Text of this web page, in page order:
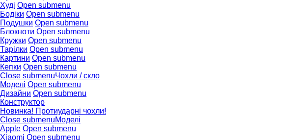
Худі Open submenu
Бодіки Open submenu
Подушки Open submenu
Блокноти Open submenu
Кружки Open submenu
Тарілки Open submenu
Картини Open submenu
Кепки Open submenu
Close submenuЧохли / скло
Моделі Open submenu
Дизайни Open submenu
Конструктор
Новинка! Протиударні чохли!
Close submenuМоделі
Apple Open submenu
Xiaomi Open submenu